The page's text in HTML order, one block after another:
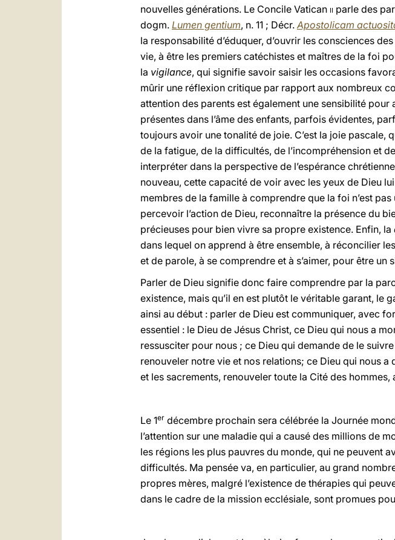
nouvelles générations. Le Concile Vatican ii parle des
dogm. Lumen gentium, n. 11 ; Décr. Apostolicam
la responsabilité d’éduquer, d’ouvrir les consciences
vie, à être les premiers catéchistes et maîtres de la foi
la vigilance, qui signifie savoir saisir les occasions
mûrir une réflexion critique par rapport aux nombreux
attention des parents est également une sensibilité
présentes dans l’âme des enfants, parfois évidentes,
toujours avoir une tonalité de joie. C’est la joie pascale,
de la fatigue, de la difficultés, de l’incompréhension et
interpréter dans la perspective de l’espérance
nouveau, cette capacité de voir avec les yeux de Dieu
membres de la famille à comprendre que la foi n’est
percevoir l’action de Dieu, reconnaître la présence du
précieuses pour bien vivre sa propre existence. Enfin, la
dans lequel on apprend à être ensemble, à réconcilier
et de parole, à se comprendre et à s’aimer, pour être un
Parler de Dieu signifie donc faire comprendre par la
existence, mais qu’il en est plutôt le véritable garant, le
ainsi au début : parler de Dieu est communiquer, avec
essentiel : le Dieu de Jésus Christ, ce Dieu qui nous a
ressusciter pour nous ; ce Dieu qui demande de le
renouveler notre vie et nos relations; ce Dieu qui nous a
et les sacrements, renouveler toute la Cité des hommes,
Le 1er décembre prochain sera célébrée la Journée
l’attention sur une maladie qui a causé des millions de
les régions les plus pauvres du monde, qui ne peuvent
difficultés. Ma pensée va, en particulier, au grand
propres mères, malgré l’existence de thérapies qui
dans le cadre de la mission ecclésiale, sont promues